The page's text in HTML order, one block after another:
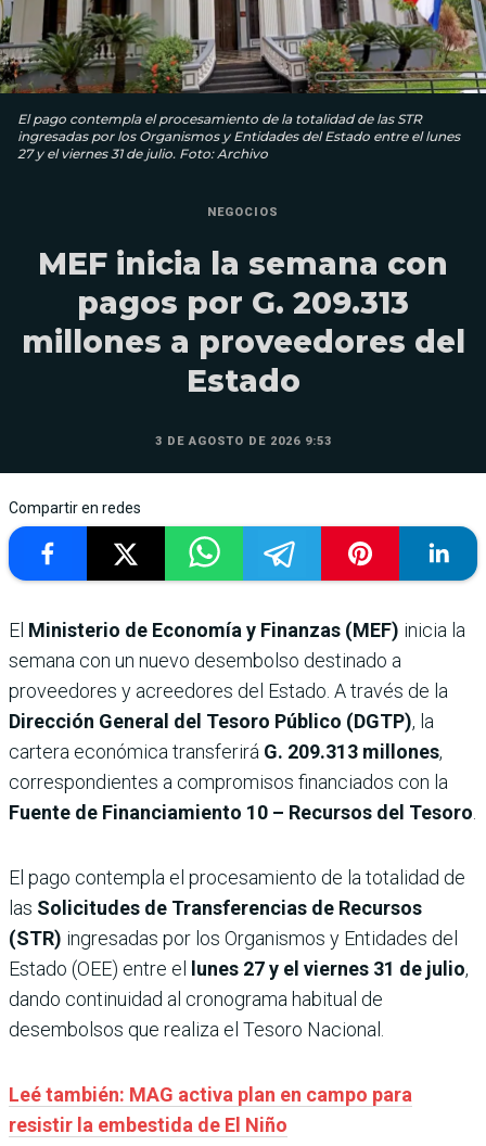
El pago contempla el procesamiento de la totalidad de las STR
ingresadas por los Organismos y Entidades del Estado entre el lunes
27 y el viernes 31 de julio. Foto: Archivo
NEGOCIOS
MEF inicia la semana con
pagos por G. 209.313
millones a proveedores del
Estado
3 DE AGOSTO DE 2026 9:53
Compartir en redes
El Ministerio de Economía y Finanzas (MEF) inicia la
semana con un nuevo desembolso destinado a
proveedores y acreedores del Estado. A través de la
Dirección General del Tesoro Público (DGTP), la
cartera económica transferirá G. 209.313 millones,
correspondientes a compromisos financiados con la
Fuente de Financiamiento 10 – Recursos del Tesoro.
El pago contempla el procesamiento de la totalidad de
las Solicitudes de Transferencias de Recursos
(STR) ingresadas por los Organismos y Entidades del
Estado (OEE) entre el
lunes 27 y el viernes 31 de julio,
dando continuidad al cronograma habitual de
desembolsos que realiza el Tesoro Nacional.
Leé también: MAG activa plan en campo para
resistir la embestida de El Niño